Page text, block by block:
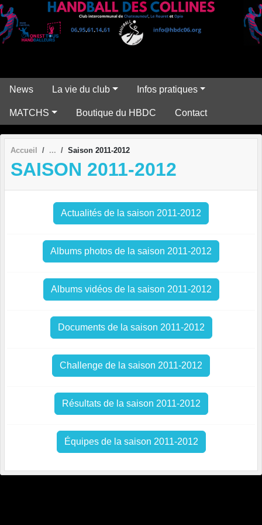
News La vie du club Infos pratiques
MATCHS Boutique du HBDC Contact
Accueil Saison 2011-2012
SAISON 2011-2012
Actualités de la saison 2011-2012
Albums photos de la saison 2011-2012
Albums vidéos de la saison 2011-2012
Documents de la saison 2011-2012
Challenge de la saison 2011-2012
Résultats de la saison 2011-2012
Équipes de la saison 2011-2012
Panneau de gestion des cookies